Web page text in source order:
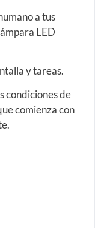
a tus
LED
y tareas.
condiciones de
comienza con